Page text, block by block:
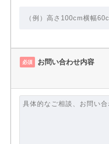
必須 お問い合わせ内容